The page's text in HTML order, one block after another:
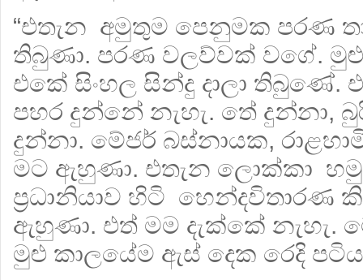
“එතැන අමුතුම පෙනුමක පරණ
තිබුණා. පරණ වලව්වක් වගේ. මුළු
එකේ සිංහල සින්දු දාලා තිබුණේ.
පහර දුන්නේ නැහැ. තේ දුන්නා,
දුන්නා. මේජර් බස්නායක,
මට ඇහුණා. එතැන ලොක්කා
ප්‍රධානියාව හිටි හෙන්දවිතාරණ
ඇහුණා. එත් මම දැක්කේ නැහැ.
මුළු කාලයේම ඇස් දෙක රෙදි